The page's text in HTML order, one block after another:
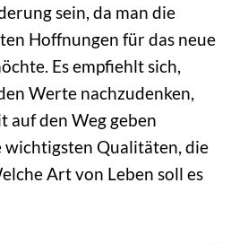
sein, da man die
Hoffnungen für das neue
Es empfiehlt sich,
Werte nachzudenken,
auf den Weg geben
wichtigsten Qualitäten, die
Art von Leben soll es